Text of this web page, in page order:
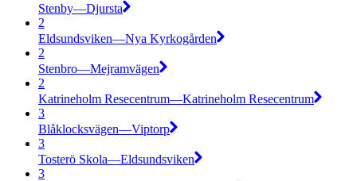
Stenby—Djursta
2
Eldsundsviken—Nya Kyrkogården
2
Stenbro—Mejramvägen
2
Katrineholm Resecentrum—Katrineholm Resecentrum
3
Blåklocksvägen—Viptorp
3
Tosterö Skola—Eldsundsviken
3